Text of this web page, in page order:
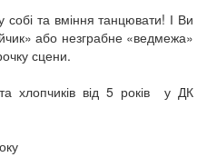
собі та вміння танцювати! І Ви
або незграбне «ведмежа»
сцени.
хлопчиків від 5 років у ДК